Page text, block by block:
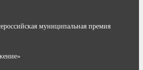
муниципальная премия